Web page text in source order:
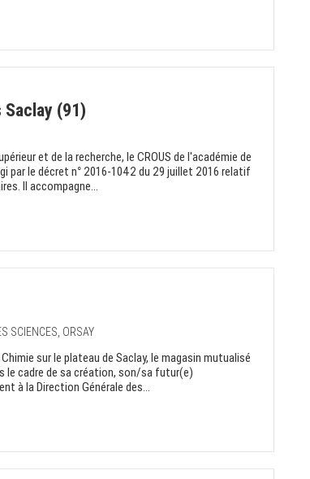
(91)
et de la recherche, le CROUS de l'académie de
le décret n° 2016-1042 du 29 juillet 2016 relatif
Il accompagne...
SCIENCES, ORSAY
sur le plateau de Saclay, le magasin mutualisé
le cadre de sa création, son/sa futur(e)
à la Direction Générale des...